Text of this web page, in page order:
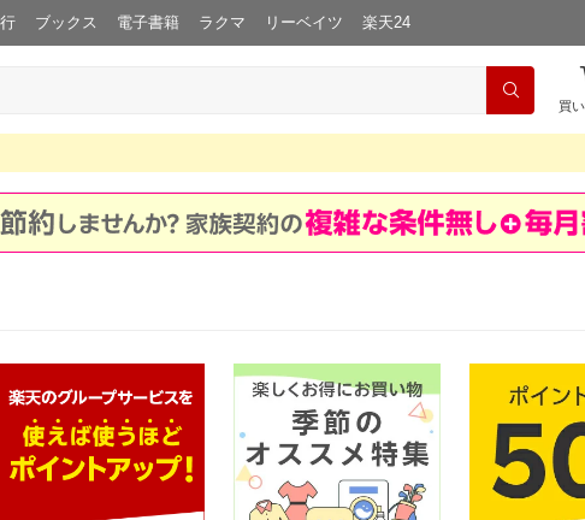
ブックス 電子書籍 ラクマ リーベイツ 楽天24
買